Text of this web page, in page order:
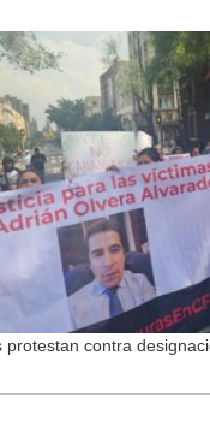
protestan contra